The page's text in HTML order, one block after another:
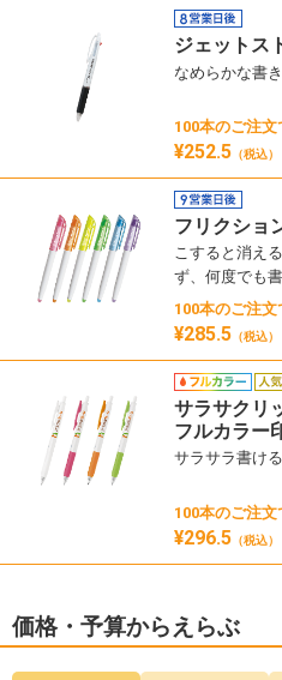
ジェットス
なめらかな書
100本のご注文
¥252.5 （税込）
フリクショ
こすると消え
ず、何度でも
100本のご注文
¥285.5 （税込）
サラサクリ
フルカラー
サラサラ書け
100本のご注文
¥296.5 （税込）
価格・予算からえらぶ